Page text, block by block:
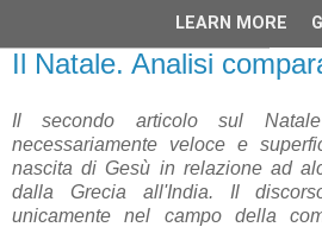
Il Natale. Analisi
Il secondo articolo sul
necessariamente veloce e
nascita di Gesù in relazione ad
dalla Grecia all'India. Il
unicamente nel campo della
LEARN MORE